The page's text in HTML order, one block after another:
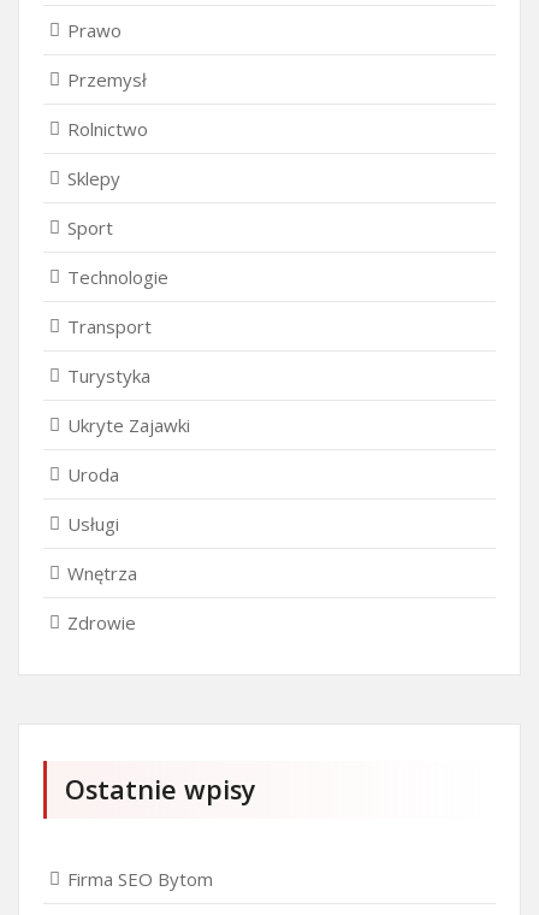
Prawo
Przemysł
Rolnictwo
Sklepy
Sport
Technologie
Transport
Turystyka
Ukryte Zajawki
Uroda
Usługi
Wnętrza
Zdrowie
Ostatnie wpisy
Firma SEO Bytom